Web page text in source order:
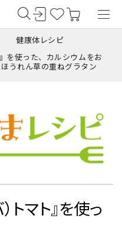
健康体レシピ
を使った、カルシウムをお
うれん草の重ねグラタン
トマト』を使っ